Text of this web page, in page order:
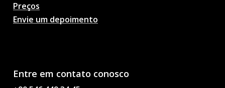
Preços
Envie um depoimento
Entre em contato conosco